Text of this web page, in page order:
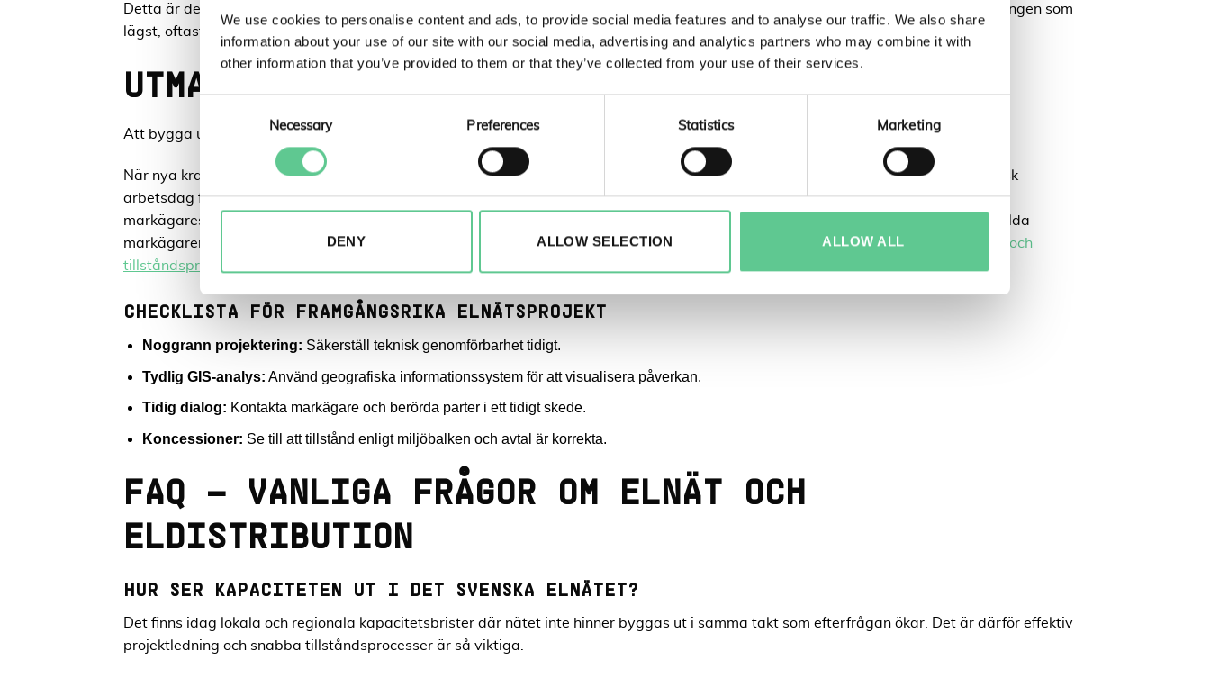
We use cookies to personalise content and ads, to provide social media features and to analyse our traffic. We also share
information about your use of our site with our social media, advertising and analytics partners who may combine it with
other information that you’ve provided to them or that they’ve collected from your use of their services.
Necessary Preferences Statistics Marketing
DENY ALLOW SELECTION ALLOW ALL
Detta är den sista sträckan.
ägs av lokala elnätsbolag och distribuerar elen till hushåll och mindre företag. Här är spänningen som
lägst, oftast 230 volt i ditt eluttag. NEKTAB arbetar även inom lokalnät där våra konsulter hjälper kunder att bereda lokalnäten.
UTMANINGAR VID UTBYGGNAD AV ELNÄT
Att bygga ut elnätet handlar inte bara om teknik, utan i hög grad om förtroende, juridik och dialog med markägare.
När nya kraftledningar ska dras påverkas ofta skogs- och jordbruksmark. Det är här rollen som markförhandlare blir central. En typisk
arbetsdag för våra konsulter kan innebära att man börjar dagen med en skogsvärdering i fält och avslutar den med ett möte vid en
markägares köksbord för att diskutera ersättningar.Vi vet att dialogen är avgörande. Utan goda relationer och respekt för den enskilda
markägaren stannar projekten upp. Genom att kombinera teknisk kunskap om elnätet med mänsklig förståelse ochmarkförhandling och
tillståndsprocesser
CHECKLISTA FÖR FRAMGÅNGSRIKA ELNÄTSPROJEKT
Noggrann projektering: Säkerställ teknisk genomförbarhet tidigt.
Tydlig GIS-analys: Använd geografiska informationssystem för att visualisera påverkan.
Tidig dialog: Kontakta markägare och berörda parter i ett tidigt skede.
Koncessioner: Se till att tillstånd enligt miljöbalken och avtal är korrekta.
FAQ – VANLIGA FRÅGOR OM ELNÄT OCH
ELDISTRIBUTION
HUR SER KAPACITETEN UT I DET SVENSKA ELNÄTET?
Det finns idag lokala och regionala kapacitetsbrister där nätet inte hinner byggas ut i samma takt som efterfrågan ökar. Det är därför effektiv
projektledning och snabba tillståndsprocesser är så viktiga.